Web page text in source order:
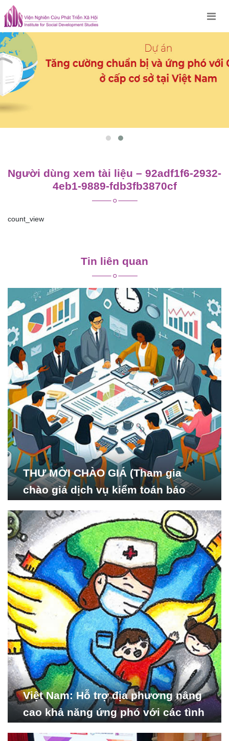
Skip
to
content
Người dùng xem tài liệu – 92adf1f6-2932-
4eb1-9889-fdb3fb3870cf
count_view
viết
Tin liên quan
THƯ MỜI CHÀO GIÁ (Tham gia
chào giá dịch vụ kiểm toán báo
Nghiên cứu Phát triển Xã
hội_ISDS)
Việt Nam: Hỗ trợ địa phương nâng
cao khả năng ứng phó với các tình